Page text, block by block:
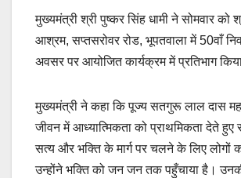
मुख्यमंत्री श्री पुष्कर सिंह धामी ने सोमवार को
आश्रम, सप्तसरोवर रोड, भूपतवाला में 50वाँ
अवसर पर आयोजित कार्यक्रम में प्रतिभाग
मुख्यमंत्री ने कहा कि पूज्य सतगुरू लाल दास
जीवन में आध्यात्मिकता को प्राथमिकता देते हुए
सत्य और भक्ति के मार्ग पर चलने के लिए लोगों
उन्होंने भक्ति को जन जन तक पहुँचाया है।